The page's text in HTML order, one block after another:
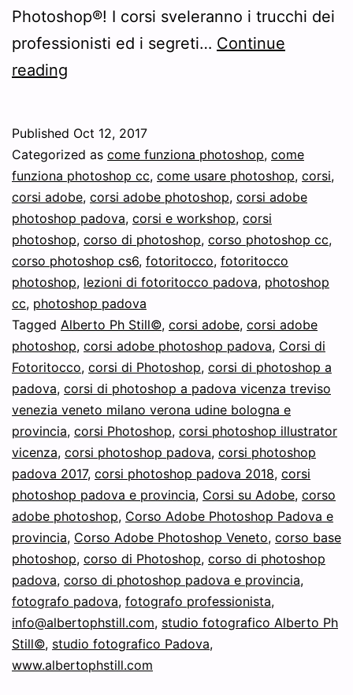
Photoshop®! I corsi sveleranno i trucchi dei
professionisti ed i segreti… Continue
reading
di
Adobe
Photoshop
a
Padova
Published Oct 12, 2017
Categorized as come funziona photoshop, come
funziona photoshop cc, come usare photoshop, corsi,
corsi adobe, corsi adobe photoshop, corsi adobe
photoshop padova, corsi e workshop, corsi
photoshop, corso di photoshop, corso photoshop cc,
corso photoshop cs6, fotoritocco, fotoritocco
photoshop, lezioni di fotoritocco padova, photoshop
cc, photoshop padova
Tagged Alberto Ph Still©, corsi adobe, corsi adobe
photoshop, corsi adobe photoshop padova, Corsi di
Fotoritocco, corsi di Photoshop, corsi di photoshop a
padova, corsi di photoshop a padova vicenza treviso
venezia veneto milano verona udine bologna e
provincia, corsi Photoshop, corsi photoshop illustrator
vicenza, corsi photoshop padova, corsi photoshop
padova 2017, corsi photoshop padova 2018, corsi
photoshop padova e provincia, Corsi su Adobe, corso
adobe photoshop, Corso Adobe Photoshop Padova e
provincia, Corso Adobe Photoshop Veneto, corso base
photoshop, corso di Photoshop, corso di photoshop
padova, corso di photoshop padova e provincia,
fotografo padova, fotografo professionista,
info@albertophstill.com, studio fotografico Alberto Ph
Still©, studio fotografico Padova,
www.albertophstill.com